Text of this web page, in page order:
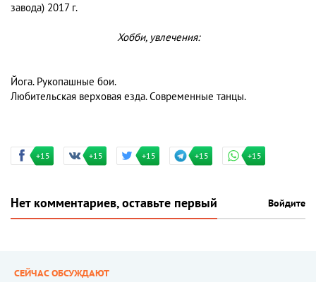
завода) 2017 г.
Хобби, увлечения:
Йога. Рукопашные бои.
Любительская верховая езда. Современные танцы.
+15 +15 +15 +15 +15
Нет комментариев, оставьте первый Войдите
СЕЙЧАС ОБСУЖДАЮТ